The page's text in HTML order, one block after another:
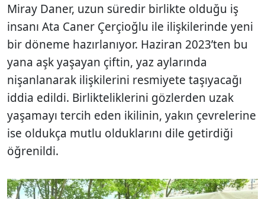
Miray Daner, uzun süredir birlikte olduğu iş
insanı Ata Caner Çerçioğlu ile ilişkilerinde yeni
bir döneme hazırlanıyor. Haziran 2023’ten bu
yana aşk yaşayan çiftin, yaz aylarında
nişanlanarak ilişkilerini resmiyete taşıyacağı
iddia edildi. Birlikteliklerini gözlerden uzak
yaşamayı tercih eden ikilinin, yakın çevrelerine
ise oldukça mutlu olduklarını dile getirdiği
öğrenildi.